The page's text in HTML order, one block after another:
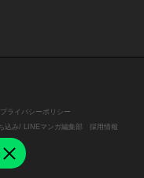
プライバシーポリシー
込み/ LINEマンガ編集部
採用情報